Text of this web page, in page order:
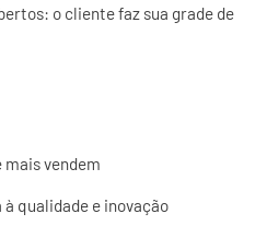
o cliente faz sua grade de
mais vendem
qualidade e inovação